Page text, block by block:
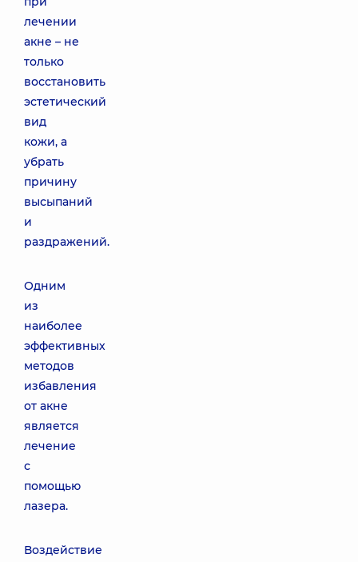
лечении
акне – не
только
восстановить
эстетический
вид
кожи, а
убрать
причину
высыпаний
и
раздражений.
Одним
из
наиболее
эффективных
методов
избавления
от акне
является
лечение
с
помощью
лазера.
Воздействие